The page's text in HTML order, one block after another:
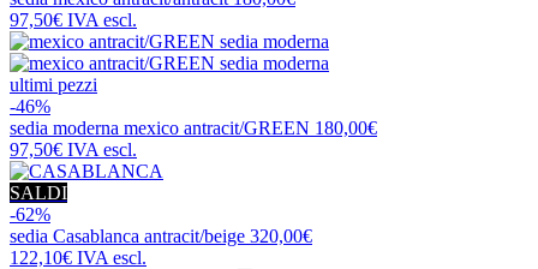
97,50€ IVA escl.
ultimi pezzi
-46%
sedia moderna mexico antracit/GREEN 180,00€
97,50€ IVA escl.
SALDI
-62%
sedia Casablanca antracit/beige 320,00€
122,10€ IVA escl.